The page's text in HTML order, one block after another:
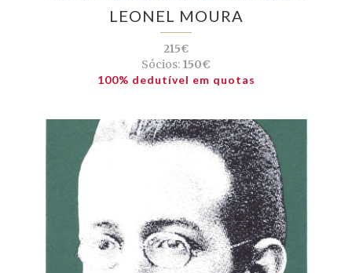
LEONEL MOURA
215€
Sócios: 150€
100% dedutível em quotas